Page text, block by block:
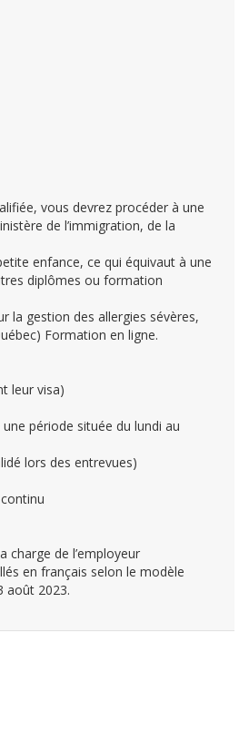
vous devrez procéder à une
de l’immigration, de la
enfance, ce qui équivaut à une
diplômes ou formation
la gestion des allergies sévères,
Formation en ligne.
leur visa)
période située du lundi au
lors des entrevues)
charge de l’employeur
en français selon le modèle
août 2023.